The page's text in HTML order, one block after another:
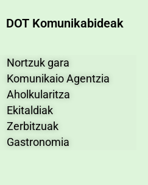
DOT Komunikabideak
Nortzuk gara
Komunikaio Agentzia
Aholkularitza
Ekitaldiak
Zerbitzuak
Gastronomia